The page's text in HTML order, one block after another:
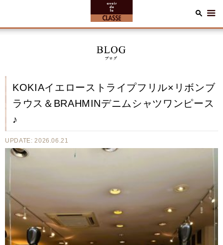
KOKIAイエローストライプフリル×リボンブ
ラウス＆BRAHMINデニムシャツワンピース
♪
UPDATE: 2026.06.21